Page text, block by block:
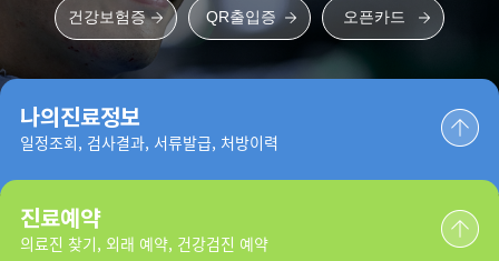
건강보험증 QR출입증 오픈카드
나의진료정보
일정조회, 검사결과, 서류발급, 처방이력
진료예약
의료진 찾기, 외래 예약, 건강검진 예약